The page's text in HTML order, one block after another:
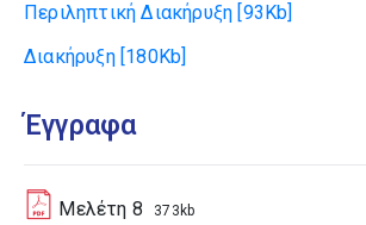
Περιληπτική Διακήρυξη [93Kb]
Διακήρυξη[180Kb]
Έγγραφα
Μελέτη 8 373kb